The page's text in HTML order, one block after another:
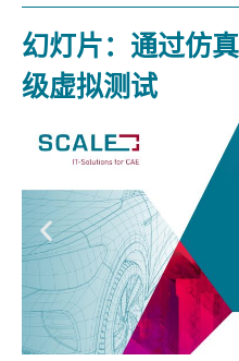
幻灯片：通过仿
级虚拟测试